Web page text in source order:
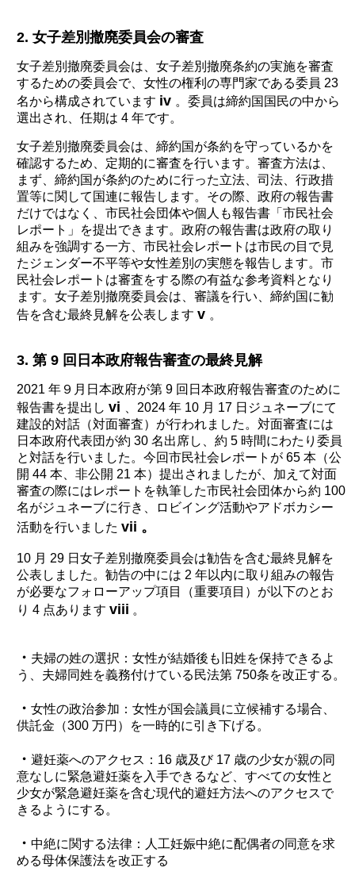
2. 女子差別撤廃委員会の審査
女子差別撤廃委員会は、女子差別撤廃条約の実施を審査
するための委員会で、女性の権利の専門家である委員 23
名から構成されています iv 。委員は締約国国民の中から
選出され、任期は 4 年です。
女子差別撤廃委員会は、締約国が条約を守っているかを
確認するため、定期的に審査を行います。審査方法は、
まず、締約国が条約のために行った立法、司法、行政措
置等に関して国連に報告します。その際、政府の報告書
だけではなく、市民社会団体や個人も報告書「市民社会
レポート」を提出できます。政府の報告書は政府の取り
組みを強調する一方、市民社会レポートは市民の目で見
たジェンダー不平等や女性差別の実態を報告します。市
民社会レポートは審査をする際の有益な参考資料となり
ます。女子差別撤廃委員会は、審議を行い、締約国に勧
告を含む最終見解を公表しますv 。
3. 第 9 回日本政府報告審査の最終見解
2021 年９月日本政府が第 9 回日本政府報告審査のために
報告書を提出しvi
、2024 年 10 月 17 日ジュネーブにて
建設的対話（対面審査）が行われました。対面審査には
日本政府代表団が約 30 名出席し、約 5 時間にわたり委員
と対話を行いました。今回市民社会レポートが 65 本（公
開 44 本、非公開 21 本）提出されましたが、加えて対面
審査の際にはレポートを執筆した市民社会団体から約 100
名がジュネーブに行き、ロビイング活動やアドボカシー
活動を行いましたvii 。
10 月 29 日女子差別撤廃委員会は勧告を含む最終見解を
公表しました。勧告の中には 2 年以内に取り組みの報告
が必要なフォローアップ項目（重要項目）が以下のとお
り 4 点ありますviii 。
・ 夫婦の姓の選択：女性が結婚後も旧姓を保持できるよ
う、夫婦同姓を義務付けている民法第 750条を改正する。
・女性の政治参加：女性が国会議員に立候補する場合、
供託金（300 万円）を一時的に引き下げる。
・避妊薬へのアクセス：16 歳及び 17 歳の少女が親の同
意なしに緊急避妊薬を入手できるなど、すべての女性と
少女が緊急避妊薬を含む現代的避妊方法へのアクセスで
きるようにする。
・中絶に関する法律：人工妊娠中絶に配偶者の同意を求
める母体保護法を改正する